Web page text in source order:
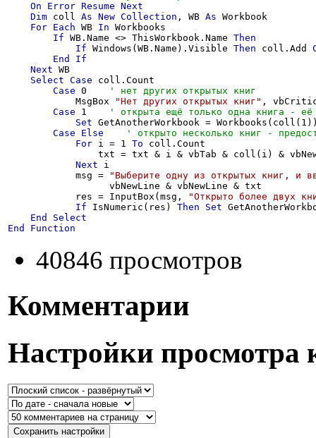
On Error Resume Next
Dim coll As New Collection , WB As Workbook
For Each WB In Workbooks
If WB.Name <> ThisWorkbook.Name Then
If Windows(WB.Name).Visible Then coll.Add
End
If
Next WB
Select Case coll.Count
Case 0
            MsgBox
"Нет других открытых книг" ,
Case 1
Set GetAnotherWorkbook =
Case
Else
For i = 1 To coll.Count
txt = txt & i & vbTab & coll(i) &
Next i
            msg =
"Выберите одну из открытых книг, и
                  vbNewLine & vbNewLine & txt
            res = InputBox(msg,
"Открыто более двух
If IsNumeric(res) Then Set
End
Select
End
Function
40846 просмотров
Комментарии
Настройки просмотра